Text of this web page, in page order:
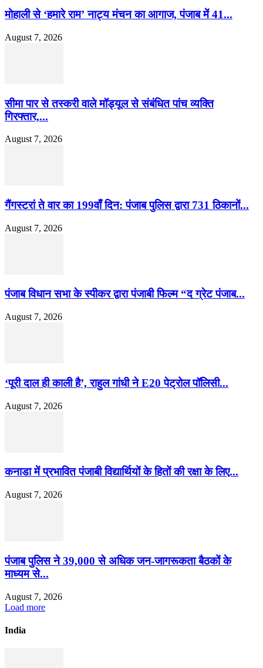
मोहाली से ‘हमारे राम’ नाट्य मंचन का आगाज, पंजाब में 41...
August 7, 2026
सीमा पार से तस्करी वाले मॉड्यूल से संबंधित पांच व्यक्ति
गिरफ्तार,...
August 7, 2026
गैंगस्टरां ते वार का 199वाँ दिन: पंजाब पुलिस द्वारा 731 ठिकानों...
August 7, 2026
पंजाब विधान सभा के स्पीकर द्वारा पंजाबी फिल्म “द ग्रेट पंजाब...
August 7, 2026
‘पूरी दाल ही काली है’, राहुल गांधी ने E20 पेट्रोल पॉलिसी...
August 7, 2026
कनाडा में प्रभावित पंजाबी विद्यार्थियों के हितों की रक्षा के लिए...
August 7, 2026
पंजाब पुलिस ने 39,000 से अधिक जन-जागरूकता बैठकों के
माध्यम से...
August 7, 2026
Load more
India